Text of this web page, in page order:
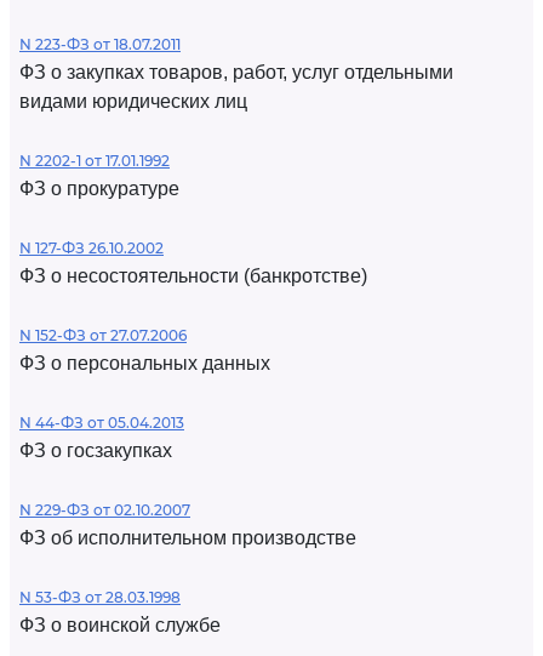
N 223-ФЗ от 18.07.2011
ФЗ о закупках товаров, работ, услуг отдельными
видами юридических лиц
N 2202-1 от 17.01.1992
ФЗ о прокуратуре
N 127-ФЗ 26.10.2002
ФЗ о несостоятельности (банкротстве)
N 152-ФЗ от 27.07.2006
ФЗ о персональных данных
N 44-ФЗ от 05.04.2013
ФЗ о госзакупках
N 229-ФЗ от 02.10.2007
ФЗ об исполнительном производстве
N 53-ФЗ от 28.03.1998
ФЗ о воинской службе